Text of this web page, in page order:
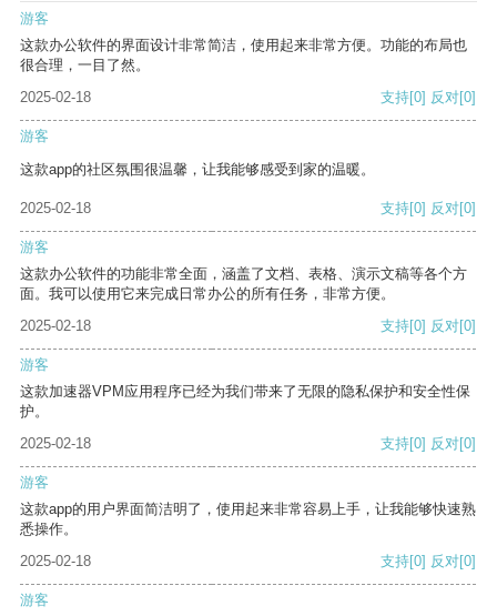
游客
这款办公软件的界面设计非常简洁，使用起来非常方便。功能的布局也
很合理，一目了然。
2025-02-18
支持[0] 反对[0]
游客
这款app的社区氛围很温馨，让我能够感受到家的温暖。
2025-02-18 支持[0] 反对[0]
游客
这款办公软件的功能非常全面，涵盖了文档、表格、演示文稿等各个方
面。我可以使用它来完成日常办公的所有任务，非常方便。
2025-02-18
支持[0] 反对[0]
游客
这款加速器VPM应用程序已经为我们带来了无限的隐私保护和安全性保
护。
2025-02-18
支持[0] 反对[0]
游客
这款app的用户界面简洁明了，使用起来非常容易上手，让我能够快速熟
悉操作。
2025-02-18
支持[0] 反对[0]
游客